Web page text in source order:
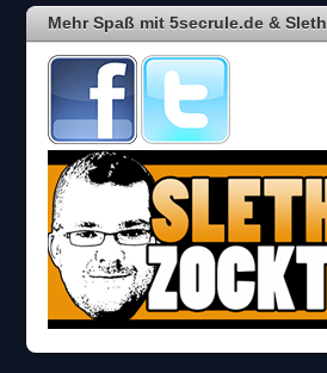
Mehr Spaß mit 5secrule.de & Sleth